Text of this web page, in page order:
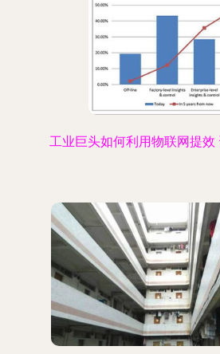
工业巨头如何利用物联网提效